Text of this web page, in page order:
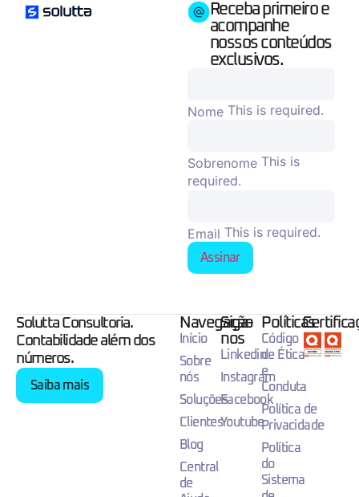
Receba primeiro e
acompanhe
nossos conteúdos
exclusivos.
Nome This is required.
Sobrenome This is
required.
Email This is required.
Assinar
Solutta Consultoria.
Contabilidade além dos
números.
Saiba mais
Navegação
Início
Sobre
nós
Soluções
Clientes
Blog
Central
de
Siga-
nos
Linkedin
Instagram
Facebook
Youtube
Políticas
Código
de Ética
e
Conduta
Política de
Privacidade
Política
do
Sistema